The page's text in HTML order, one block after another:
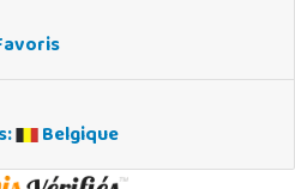
Belgique